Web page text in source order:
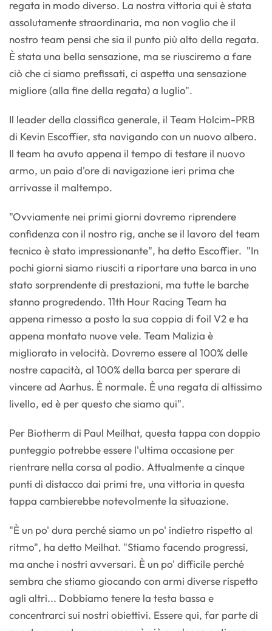
regata in modo diverso. La nostra vittoria qui è stata
assolutamente straordinaria, ma non voglio che il
nostro team pensi che sia il punto più alto della regata.
È stata una bella sensazione, ma se riusciremo a fare
ciò che ci siamo prefissati, ci aspetta una sensazione
migliore (alla fine della regata) a luglio".
Il leader della classifica generale, il Team Holcim-PRB
di Kevin Escoffier, sta navigando con un nuovo albero.
Il team ha avuto appena il tempo di testare il nuovo
armo, un paio d'ore di navigazione ieri prima che
arrivasse il maltempo.
"Ovviamente nei primi giorni dovremo riprendere
confidenza con il nostro rig, anche se il lavoro del team
tecnico è stato impressionante", ha detto Escoffier. "In
pochi giorni siamo riusciti a riportare una barca in uno
stato sorprendente di prestazioni, ma tutte le barche
stanno progredendo. 11th Hour Racing Team ha
appena rimesso a posto la sua coppia di foil V2 e ha
appena montato nuove vele. Team Malizia è
migliorato in velocità. Dovremo essere al 100% delle
nostre capacità, al 100% della barca per sperare di
vincere ad Aarhus. È normale. È una regata di altissimo
livello, ed è per questo che siamo qui".
Per Biotherm di Paul Meilhat, questa tappa con doppio
punteggio potrebbe essere l'ultima occasione per
rientrare nella corsa al podio. Attualmente a cinque
punti di distacco dai primi tre, una vittoria in questa
tappa cambierebbe notevolmente la situazione.
"È un po' dura perché siamo un po' indietro rispetto al
ritmo", ha detto Meilhat. "Stiamo facendo progressi,
ma anche i nostri avversari. È un po' difficile perché
sembra che stiamo giocando con armi diverse rispetto
agli altri... Dobbiamo tenere la testa bassa e
concentrarci sui nostri obiettivi. Essere qui, far parte di